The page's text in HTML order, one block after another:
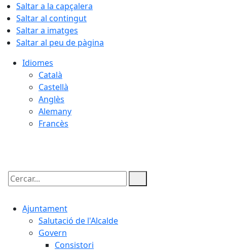
Saltar a la capçalera
Saltar al contingut
Saltar a imatges
Saltar al peu de pàgina
Idiomes
Català
Castellà
Anglès
Alemany
Francès
Cercar:
Ajuntament
Salutació de l'Alcalde
Govern
Consistori